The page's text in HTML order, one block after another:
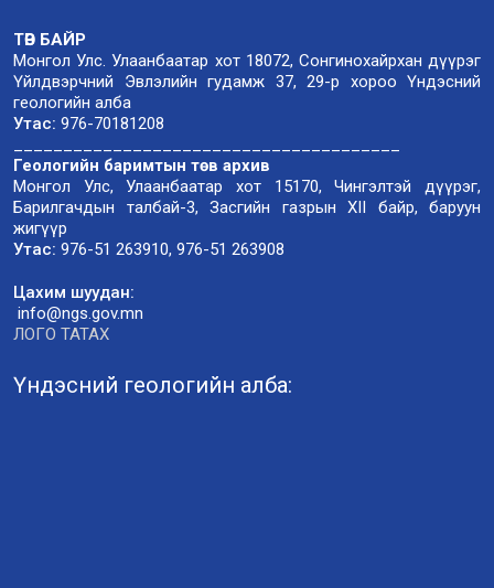
ТӨВ БАЙР
Монгол Улс. Улаанбаатар хот 18072, Сонгинохайрхан дүүрэг
Үйлдвэрчний Эвлэлийн гудамж 37, 29-р хороо Үндэсний
геологийн алба
Утас: 976-70181208
Геологийн баримтын төв архив
Монгол Улс, Улаанбаатар хот 15170, Чингэлтэй дүүрэг,
Барилгачдын талбай-3, Засгийн газрын XII байр, баруун
жигүүр
Утас: 976-51 263910, 976-51 263908
Цахим шуудан:
info@ngs.gov.mn
ЛОГО ТАТАХ
Үндэсний геологийн алба: